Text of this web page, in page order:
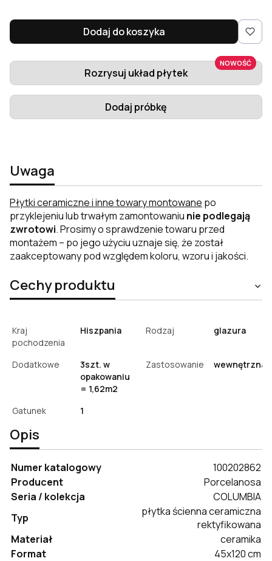
Dodaj do koszyka
NOWOŚĆ
Rozrysuj układ płytek
Dodaj próbkę
Uwaga
Płytki ceramiczne i inne towary montowane po
przyklejeniu lub trwałym zamontowaniu nie podlegają
zwrotowi. Prosimy o sprawdzenie towaru przed
montażem – po jego użyciu uznaje się, że został
zaakceptowany pod względem koloru, wzoru i jakości.
Cechy produktu
Kraj
pochodzenia
Hiszpania Rodzaj glazura
Dodatkowe
3szt. w
opakowaniu
= 1,62m2
Zastosowanie wewnętrzna
Gatunek 1
Opis
Numer katalogowy
100202862
Producent
Porcelanosa
Seria / kolekcja
COLUMBIA
Typ
płytka ścienna ceramiczna
rektyfikowana
Materiał
ceramika
Format
45x120 cm